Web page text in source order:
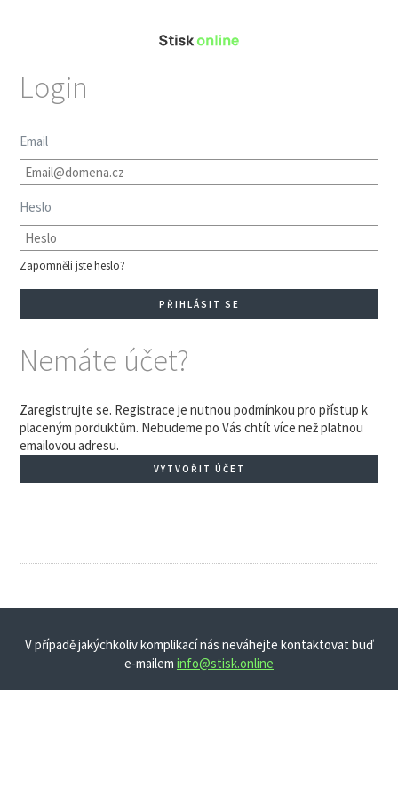
Login
Email
Heslo
Zapomněli jste heslo?
Nemáte účet?
Zaregistrujte se. Registrace je nutnou podmínkou pro přístup k
placeným porduktům. Nebudeme po Vás chtít více než platnou
emailovou adresu.
VYTVOŘIT ÚČET
V případě jakýchkoliv komplikací nás neváhejte kontaktovat buď
e-mailem info@stisk.online